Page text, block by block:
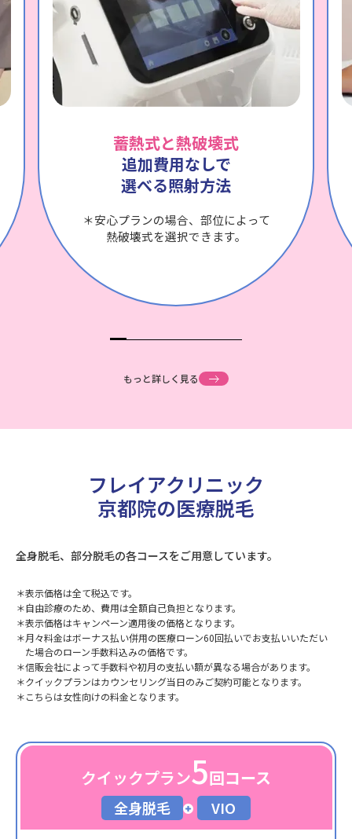
蓄熱式と熱破壊式
追加費用なしで
選べる照射方法
＊安心プランの場合、部位によって
熱破壊式を選択できます。
もっと詳しく見る
フレイアクリニック
京都院の医療脱毛
全身脱毛、部分脱毛の各コースをご用意しています。
表示価格は全て税込です。
自由診療のため、費用は全額自己負担となります。
表示価格はキャンペーン適用後の価格となります。
月々料金はボーナス払い併用の医療ローン60回払いでお支払いいただい
た場合のローン手数料込みの価格です。
信販会社によって手数料や初月の支払い額が異なる場合があります。
クイックプランはカウンセリング当日のみご契約可能となります。
こちらは女性向けの料金となります。
クイックプラン5回コース
全身脱毛 VIO